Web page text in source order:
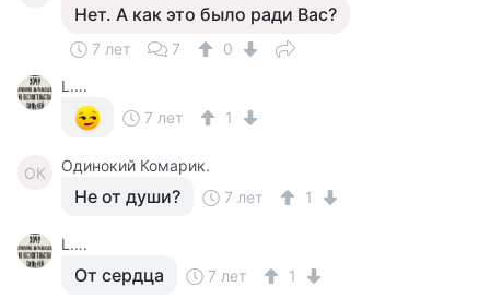
Нет. А как это было ради Вас?
7 лет 7
0
L….
7 лет
1
ОК Одинокий Комарик.
Не от души? 7 лет 1
L….
От сердца 7 лет 1